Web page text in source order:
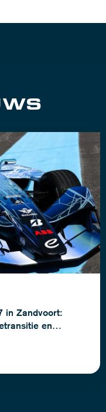
in Zandvoort:
en